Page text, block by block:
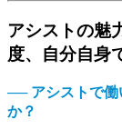
アシストの魅
度、自分自身
── アシストで働
か？